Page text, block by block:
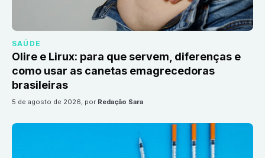
SAÚDE
Olire e Lirux: para que servem, diferenças e
como usar as canetas emagrecedoras
brasileiras
5 de agosto de 2026, por Redação Sara